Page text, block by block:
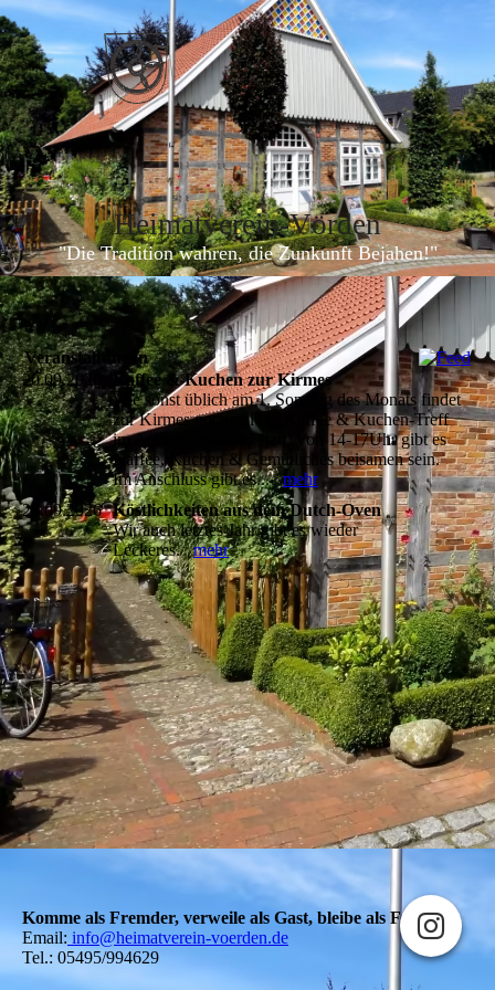
Heimatverein-Vörden
"Die Tradition wahren, die Zunkunft Bejahen!"
Veranstaltungen
20.09.2026
Kaffee & Kuchen zur Kirmes
Wie sonst üblich am 1. Sonntag des Monats findet
zur Kirmes nochmal ein Kaffee & Kuchen-Treff
im Ackerbürgerhaus statt. Von 14-17Uhr gibt es
Kaffee, Kuchen & Gemütliches beisamen sein.
Im Anschluss gibt es...mehr
20.09.2026 Köstlichkeiten aus dem Dutch-Oven
Wir auch letztes Jahr gibt es wieder
Leckeres.mehr
Komme als Fremder, verweile als Gast, bleibe als Freund!
Email: info@heimatverein-voerden.de
Tel.: 05495/994629